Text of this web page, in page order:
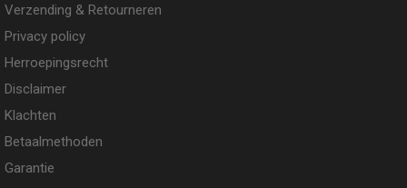
Verzending & Retourneren
Privacy policy
Herroepingsrecht
Disclaimer
Klachten
Betaalmethoden
Garantie